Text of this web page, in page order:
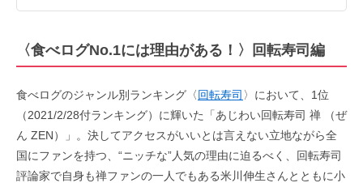
〈食べログNo.1には理由がある！〉回転寿司編
食べログのジャンル別ランキング〈回転寿司 〉において、1位
（2021/2/28付ランキング）に輝いた「あじわい回転寿司 禅 （ぜ
ん ZEN）」。決してアクセスがいいとは言えない立地ながら全
国にファンを持つ、“ニッチな”人気の理由に迫るべく、回転寿司
評論家で自身も禅ファンの一人でもある米川伸生さんとともに小